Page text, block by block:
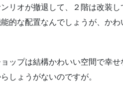
リオが撤退して、２階は改装
的な配置なんでしょうが、か
ップは結構かわいい空間で幸
しょうがないのですが。